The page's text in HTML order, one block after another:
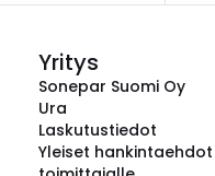
Yritys
Sonepar Suomi Oy
Ura
Laskutustiedot
Yleiset hankintaehdot